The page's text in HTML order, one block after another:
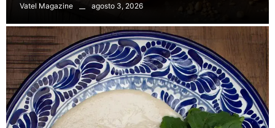
Vatel Magazine agosto 3, 2026